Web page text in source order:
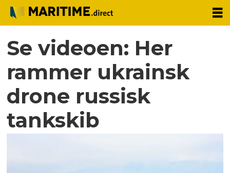
Se videoen: Her
rammer ukrainsk
drone russisk
tankskib